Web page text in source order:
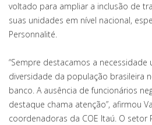
voltado para ampliar a inclusão de
suas unidades em nível nacional,
Personnalité.
“Sempre destacamos a necessidade
diversidade da população brasileira
banco. A ausência de funcionários
destaque chama atenção”, afirmou
coordenadoras da COE Itaú. O setor